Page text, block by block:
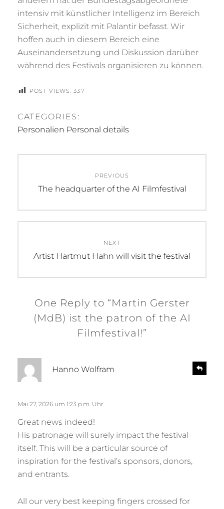
intensiv mit künstlicher Intelligenz im Bereich
Sicherheit, explizit mit Palantir befasst. Wir
hoffen auch in diesem Bereich eine
Auseinandersetzung und Diskussion darüber
während des Festivals organisieren zu können.
POST VIEWS: 337
CATEGORIES:
Personalien Personal details
PREVIOUS
Previous
The headquarter of the AI Filmfestival
NEXT
Next
Artist Hartmut Hahn will visit the festival
One Reply to “Martin Gerster
(MdB) ist the patron of the AI
Filmfestival!”
Hanno Wolfram
Mai 27, 2026 um 1:23 p.m. Uhr
Great news indeed!
His patronage will surely impact the festival
itself. This will be a particular source of
inspiration for the festival’s sponsors, donors,
and entrants.
All our very best keeping fingers crossed for
e